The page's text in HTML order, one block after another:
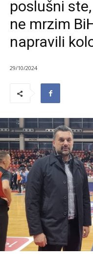
poslušni
ne mrzim
napravili
29/10/2024